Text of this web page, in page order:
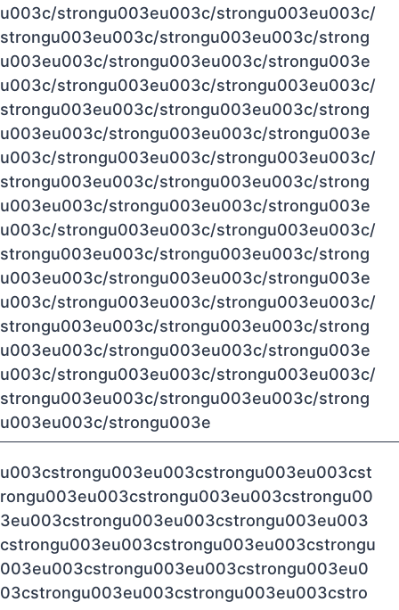
u003c/strongu003eu003c/strongu003eu003c/
strongu003eu003c/strongu003eu003c/strong
u003eu003c/strongu003eu003c/strongu003e
u003c/strongu003eu003c/strongu003eu003c/
strongu003eu003c/strongu003eu003c/strong
u003eu003c/strongu003eu003c/strongu003e
u003c/strongu003eu003c/strongu003eu003c/
strongu003eu003c/strongu003eu003c/strong
u003eu003c/strongu003eu003c/strongu003e
u003c/strongu003eu003c/strongu003eu003c/
strongu003eu003c/strongu003eu003c/strong
u003eu003c/strongu003eu003c/strongu003e
u003c/strongu003eu003c/strongu003eu003c/
strongu003eu003c/strongu003eu003c/strong
u003eu003c/strongu003eu003c/strongu003e
u003c/strongu003eu003c/strongu003eu003c/
strongu003eu003c/strongu003eu003c/strong
u003eu003c/strongu003e
u003cstrongu003eu003cstrongu003eu003cst
rongu003eu003cstrongu003eu003cstrongu00
3eu003cstrongu003eu003cstrongu003eu003
cstrongu003eu003cstrongu003eu003cstrongu
003eu003cstrongu003eu003cstrongu003eu0
03cstrongu003eu003cstrongu003eu003cstro